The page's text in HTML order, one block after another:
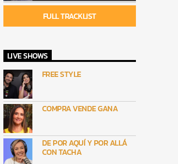
FULL TRACKLIST
LIVE SHOWS
FREE STYLE
COMPRA VENDE GANA
DE POR AQUÍ Y POR ALLÁ
CON TACHA